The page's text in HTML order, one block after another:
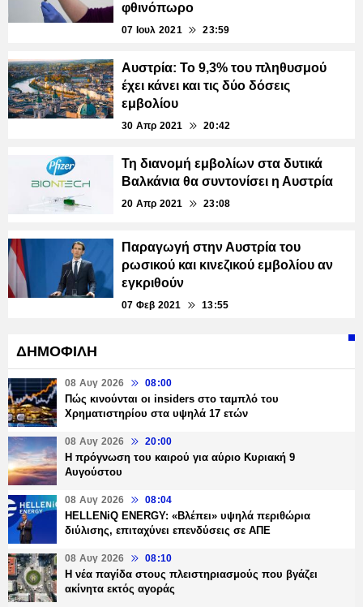
φθινόπωρο
07 Ιουλ 2021 23:59
Αυστρία: Το 9,3% του πληθυσμού
έχει κάνει και τις δύο δόσεις
εμβολίου
30 Απρ 2021 20:42
Τη διανομή εμβολίων στα δυτικά
Βαλκάνια θα συντονίσει η Αυστρία
20 Απρ 2021 23:08
Παραγωγή στην Αυστρία του
ρωσικού και κινεζικού εμβολίου αν
εγκριθούν
07 Φεβ 2021 13:55
ΔΗΜΟΦΙΛΗ
08 Αυγ 2026 08:00
Πώς κινούνται οι insiders στο ταμπλό του
Χρηματιστηρίου στα υψηλά 17 ετών
08 Αυγ 2026 20:00
Η πρόγνωση του καιρού για αύριο Κυριακή 9
Αυγούστου
08 Αυγ 2026 08:04
HELLENiQ ENERGY: «Βλέπει» υψηλά περιθώρια
διύλισης, επιταχύνει επενδύσεις σε ΑΠΕ
08 Αυγ 2026 08:10
Η νέα παγίδα στους πλειστηριασμούς που βγάζει
ακίνητα εκτός αγοράς